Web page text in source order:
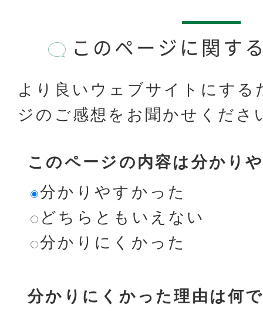
このページに関す
より良いウェブサイトにする
ジのご感想をお聞かせくださ
このページの内容は分かり
分かりやすかった
どちらともいえない
分かりにくかった
分かりにくかった理由は何